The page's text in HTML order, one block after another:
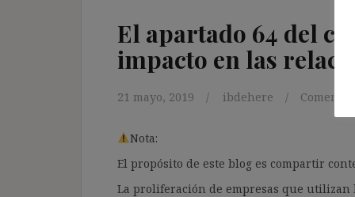
El apartado 64 del
impacto en las
21 mayo, 2019 ibdehere
Nota:
El propósito de este blog es compartir
La proliferación de empresas que